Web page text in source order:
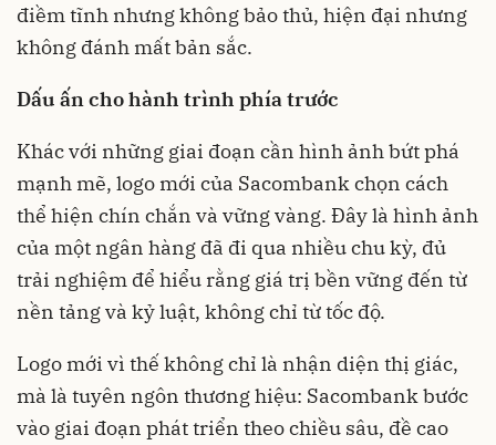
điềm tĩnh nhưng không bảo thủ, hiện đại nhưng
không đánh mất bản sắc.
Dấu ấn cho hành trình phía trước
Khác với những giai đoạn cần hình ảnh bứt phá
mạnh mẽ, logo mới của Sacombank chọn cách
thể hiện chín chắn và vững vàng. Đây là hình ảnh
của một ngân hàng đã đi qua nhiều chu kỳ, đủ
trải nghiệm để hiểu rằng giá trị bền vững đến từ
nền tảng và kỷ luật, không chỉ từ tốc độ.
Logo mới vì thế không chỉ là nhận diện thị giác,
mà là tuyên ngôn thương hiệu: Sacombank bước
vào giai đoạn phát triển theo chiều sâu, đề cao